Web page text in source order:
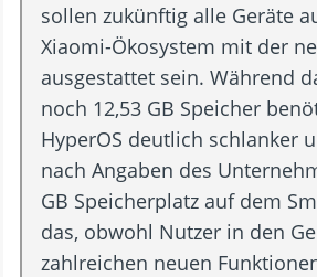
sollen zukünftig alle Geräte
Xiaomi-Ökosystem mit der
ausgestattet sein. Während
noch 12,53 GB Speicher
HyperOS deutlich schlanker
nach Angaben des
GB Speicherplatz auf dem
das, obwohl Nutzer in den
zahlreichen neuen